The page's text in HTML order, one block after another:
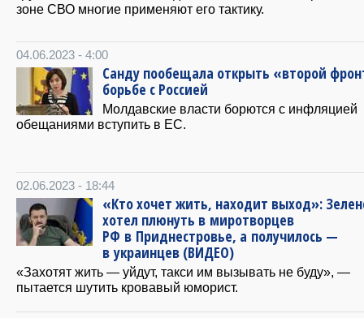
зоне СВО многие применяют его тактику.
04.06.2023 - 4:00
Санду пообещала открыть «второй
борьбе с Россией
Молдавские власти борются с инфляцией
обещаниями вступить в ЕС.
02.06.2023 - 18:44
«Кто хочет жить, находит выход»:
хотел плюнуть в миротворцев
РФ в Приднестровье, а получилось —
в украинцев (ВИДЕО)
«Захотят жить — уйдут, такси им вызывать не буду», —
пытается шутить кровавый юморист.